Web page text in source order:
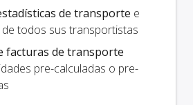
de transporte e
todos sus transportistas
facturas de transporte
pre-calculadas o pre-